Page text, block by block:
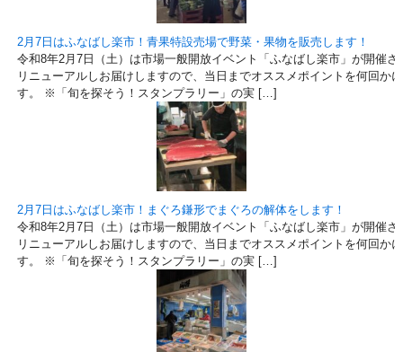
2月7日はふなばし楽市！青果特設売場で野菜・果物を販売します！
令和8年2月7日（土）は市場一般開放イベント「ふなばし楽市」が開催
リニューアルしお届けしますので、当日までオススメポイントを何回か
す。 ※「旬を探そう！スタンプラリー」の実 […]
2月7日はふなばし楽市！まぐろ鎌形でまぐろの解体をします！
令和8年2月7日（土）は市場一般開放イベント「ふなばし楽市」が開催
リニューアルしお届けしますので、当日までオススメポイントを何回か
す。 ※「旬を探そう！スタンプラリー」の実 […]